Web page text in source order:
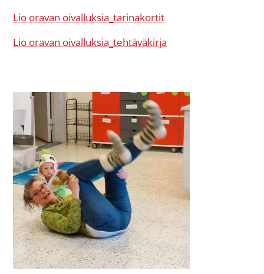
Lio oravan oivalluksia_tarinakortit
Lio oravan oivalluksia_tehtäväkirja